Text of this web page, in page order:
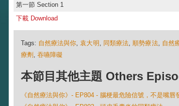
第一節 Section 1
下載 Download
Tags: 自然療法與你,袁大明 , 同類療法, 順勢療法, 自然
療劑 , 吞嚥障礙
本節目其他主題 Others
《自然療法與你》- EP804 - 腦梗最危險信號，不是嘴